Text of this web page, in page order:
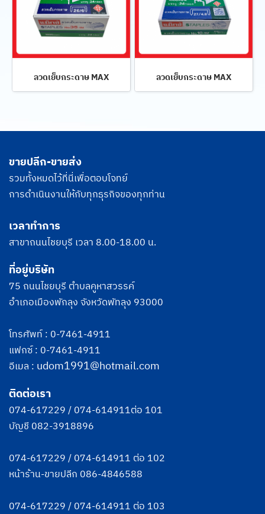
ลวดเย็บกระดาษ MAX ลวดเย็บกระดาษ MAX
ขายปลีก-ขายส่ง
รวมทั้งหมดไว้ที่นี่เพื่อตอบโจทย์
การดำเนินงานให้กับทุกธุรกิจของทุกท่าน
เวลาทำการ
สาขาถนนไชยบุรี เวลา 8.00-18.00 น.
ที่อยู่บริษัท
75 ถนนไชยบุรี ตำบลคูหาสวรรค์
อำเภอเมืองพักลุง จังหวัดพัทลุง 93000
โทรศัพท์ : 0-7461-4911
แฟกซ์ : 0-7461-4911
อีเมล : udom1991@hotmail.com
ติดต่อเรา
074-617229/074-614911ต่อ 101
บัญชี 082-3918896
074-617229/074-614911 ต่อ 102
หน้าร้าน-ขายปลีก 086-4846588
074-617229/074-614911 ต่อ 103